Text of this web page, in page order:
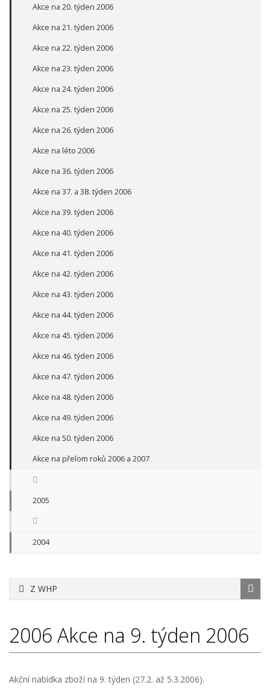
Akce na 20. týden 2006
Akce na 21. týden 2006
Akce na 22. týden 2006
Akce na 23. týden 2006
Akce na 24. týden 2006
Akce na 25. týden 2006
Akce na 26. týden 2006
Akce na léto 2006
Akce na 36. týden 2006
Akce na 37. a 38. týden 2006
Akce na 39. týden 2006
Akce na 40. týden 2006
Akce na 41. týden 2006
Akce na 42. týden 2006
Akce na 43. týden 2006
Akce na 44. týden 2006
Akce na 45. týden 2006
Akce na 46. týden 2006
Akce na 47. týden 2006
Akce na 48. týden 2006
Akce na 49. týden 2006
Akce na 50. týden 2006
Akce na přelom roků 2006 a 2007
2005
2004
Z WHP
2006 Akce na 9. týden 2006
Akční nabídka zboží na 9. týden (27.2. až 5.3.2006).